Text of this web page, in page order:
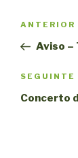
artigos
Conteúdo
anterior
ANTERIOR
Aviso –
Conteúdo
seguinte
SEGUINTE
Concerto